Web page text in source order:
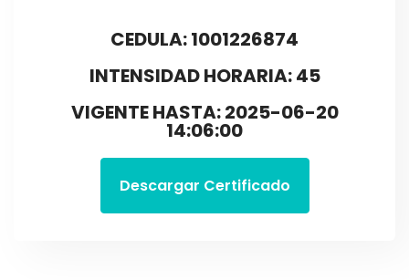
CEDULA: 1001226874
INTENSIDAD HORARIA: 45
VIGENTE HASTA: 2025-06-20
14:06:00
Descargar Certificado